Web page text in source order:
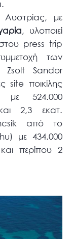
με
, υλοποιεί
press trip
των
Zsolt Sandor
site ποικίλης
με 524.000
2,3 εκατ.
από το
με 434.000
περίπου 2